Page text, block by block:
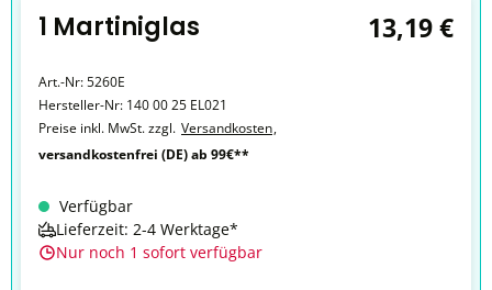
1 Martiniglas 13,19 €
Art.-Nr:5260E
Hersteller-Nr: 140 00 25 EL021
Preise inkl. MwSt. zzgl. Versandkosten,
versandkostenfrei (DE) ab 99€**
Verfügbar
Lieferzeit: 2-4 Werktage*
Nur noch 1 sofort verfügbar